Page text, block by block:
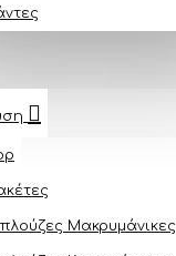
Mακρυμάνικες